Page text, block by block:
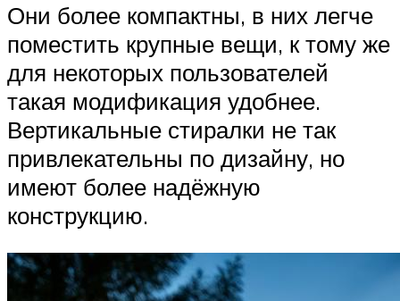
Они более компактны, в них легче
поместить крупные вещи, к тому же
для некоторых пользователей
такая модификация удобнее.
Вертикальные стиралки не так
привлекательны по дизайну, но
имеют более надёжную
конструкцию.